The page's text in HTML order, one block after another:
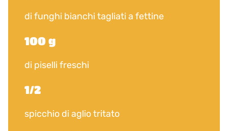
di funghi bianchi tagliati a fettine
100 g
di piselli freschi
1/2
spicchio di aglio tritato